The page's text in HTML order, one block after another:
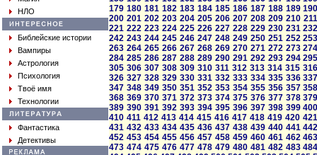
НЛО
Библейские истории
Вампиры
Астрология
Психология
Твоё имя
Технологии
Фантастика
Детективы
179 180 181 182 183 184 185 186 187 188 189
200 201 202 203 204 205 206 207 208 209 210 211
221 222 223 224 225 226 227 228 229 230 231
242 243 244 245 246 247 248 249 250 251 252
263 264 265 266 267 268 269 270 271 272 273
284 285 286 287 288 289 290 291 292 293 294
305 306 307 308 309 310 311 312 313 314 315 316
326 327 328 329 330 331 332 333 334 335 336
347 348 349 350 351 352 353 354 355 356 357
368 369 370 371 372 373 374 375 376 377 378
389 390 391 392 393 394 395 396 397 398 399
410 411 412 413 414 415 416 417 418 419 420 421
431 432 433 434 435 436 437 438 439 440 441
452 453 454 455 456 457 458 459 460 461 462
473 474 475 476 477 478 479 480 481 482 483